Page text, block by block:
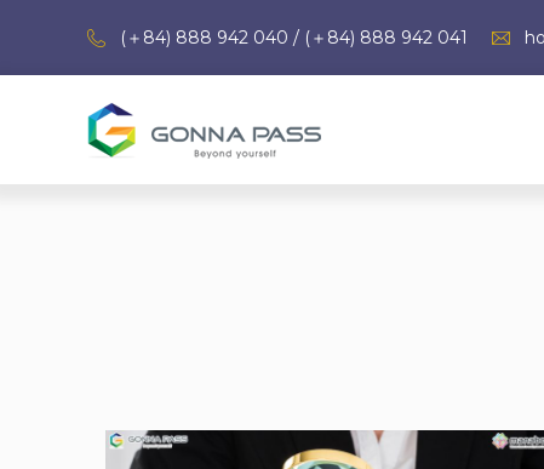
(＋84) 888 942 040 / (＋84) 888 942 041